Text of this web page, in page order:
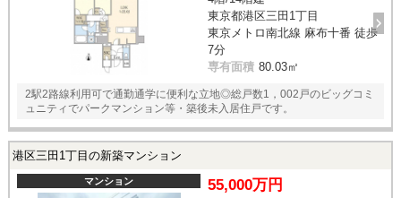
東京都港区三田1丁目
東京メトロ南北線 麻布十番 徒歩
7分
専有面積 80.03㎡
2駅2路線利用可で通勤通学に便利な立地◎総戸数1，002戸のビッグコミ
ュニティでパークマンション等・築後未入居住戸です。
港区三田1丁目の新築マンション
マンション 55,000万円